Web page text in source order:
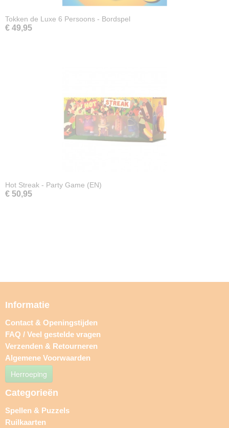
Tokken de Luxe 6 Persoons - Bordspel
€ 49,95
Hot Streak - Party Game (EN)
€ 50,95
Informatie
Contact & Openingstijden
FAQ / Veel gestelde vragen
Verzenden & Retourneren
Algemene Voorwaarden
Herroeping
Categorieën
Spellen & Puzzels
Ruilkaarten